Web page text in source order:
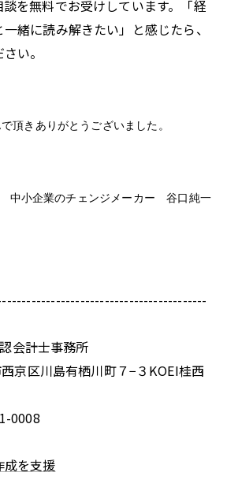
を無料でお受けしています。「経
緒に読み解きたい」と感じたら、
い。
頂きありがとうございました。
中小企業のチェンジメーカー 谷口純一
会計士事務所
京区川島有栖川町７−３KOEI桂西
0008
を支援